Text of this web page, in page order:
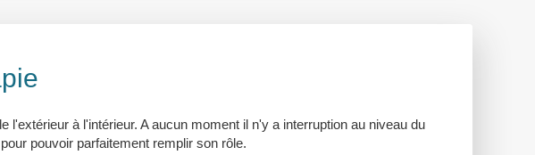
à l'intérieur. A aucun moment il n'y a interruption au niveau du
pouvoir parfaitement remplir son rôle.